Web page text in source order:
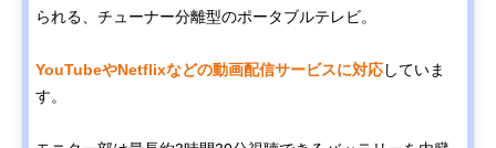
られる、チューナー分離型のポータブルテレビ。
YouTubeやNetflixなどの動画配信サービスに対応していま
す。